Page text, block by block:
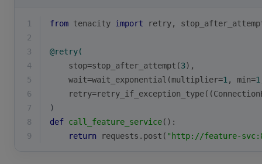
1 from tenacity import retry,
2
3
@retry(
4
    stop=stop_after_attempt(
3),
5
    wait=wait_exponential(
multiplier=1 , min=1
6
    retry=retry_if_exception_type(
(
7
)
8
def call_feature_service():
9
return requests.post( "http://feature-